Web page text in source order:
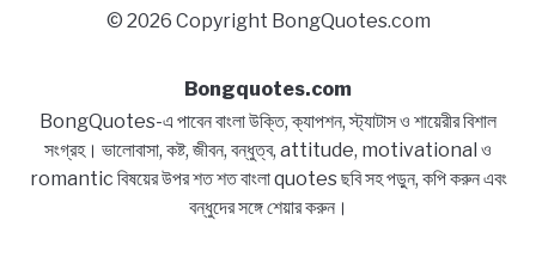
© 2026 Copyright BongQuotes.com
Bongquotes.com
BongQuotes-এ পাবেন বাংলা উক্তি, ক্যাপশন, স্ট্যাটাস ও শায়েরীর বিশাল
সংগ্রহ। ভালোবাসা, কষ্ট, জীবন, বন্ধুত্ব, attitude, motivational ও
romantic বিষয়ের উপর শত শত বাংলা quotes ছবি সহ পড়ুন, কপি করুন এবং
বন্ধুদের সঙ্গে শেয়ার করুন।